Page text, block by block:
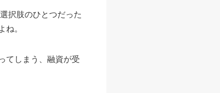
択肢のひとつだった
。
てしまう、融資が受